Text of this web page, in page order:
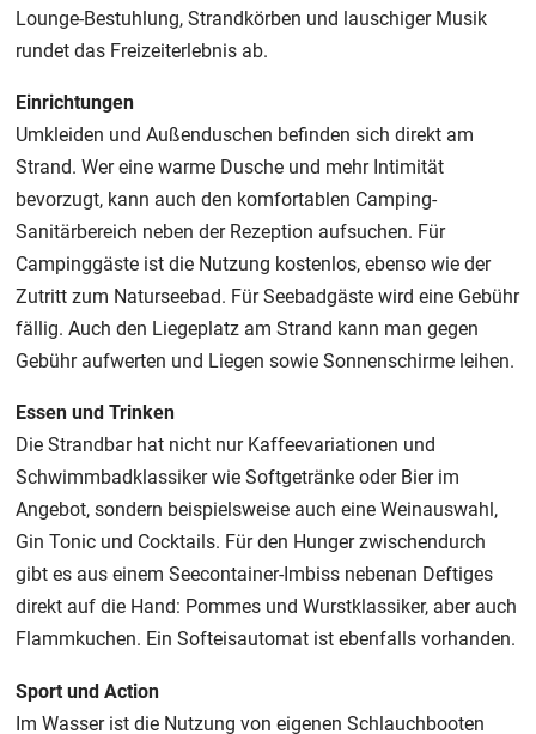
Lounge-Bestuhlung, Strandkörben und lauschiger Musik
rundet das Freizeiterlebnis ab.
Einrichtungen
Umkleiden und Außenduschen befinden sich direkt am
Strand. Wer eine warme Dusche und mehr Intimität
bevorzugt, kann auch den komfortablen Camping-
Sanitärbereich neben der Rezeption aufsuchen. Für
Campinggäste ist die Nutzung kostenlos, ebenso wie der
Zutritt zum Naturseebad. Für Seebadgäste wird eine Gebühr
fällig. Auch den Liegeplatz am Strand kann man gegen
Gebühr aufwerten und Liegen sowie Sonnenschirme leihen.
Essen und Trinken
Die Strandbar hat nicht nur Kaffeevariationen und
Schwimmbadklassiker wie Softgetränke oder Bier im
Angebot, sondern beispielsweise auch eine Weinauswahl,
Gin Tonic und Cocktails. Für den Hunger zwischendurch
gibt es aus einem Seecontainer-Imbiss nebenan Deftiges
direkt auf die Hand: Pommes und Wurstklassiker, aber auch
Flammkuchen. Ein Softeisautomat ist ebenfalls vorhanden.
Sport und Action
Im Wasser ist die Nutzung von eigenen Schlauchbooten